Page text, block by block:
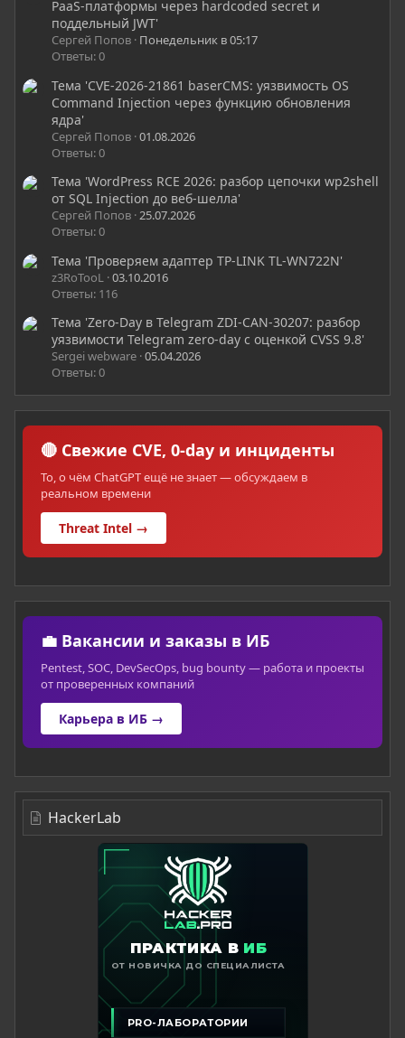
PaaS-платформы через hardcoded secret и
поддельный JWT'
Сергей Попов Понедельник в 05:17
Ответы: 0
Тема 'CVE-2026-21861 baserCMS: уязвимость OS
Command Injection через функцию обновления
ядра'
Сергей Попов 01.08.2026
Ответы: 0
Тема 'WordPress RCE 2026: разбор цепочки wp2shell
от SQL Injection до веб-шелла'
Сергей Попов 25.07.2026
Ответы: 0
Тема 'Проверяем адаптер TP-LINK TL-WN722N'
z3RoTooL 03.10.2016
Ответы: 116
Тема 'Zero-Day в Telegram ZDI-CAN-30207: разбор
уязвимости Telegram zero-day с оценкой CVSS 9.8'
Sergei webware 05.04.2026
Ответы: 0
🔴 Свежие CVE, 0-day и инциденты
То, о чём ChatGPT ещё не знает — обсуждаем в
реальном времени
Threat Intel →
💼 Вакансии и заказы в ИБ
Pentest, SOC, DevSecOps, bug bounty — работа и проекты
от проверенных компаний
Карьера в ИБ →
HackerLab